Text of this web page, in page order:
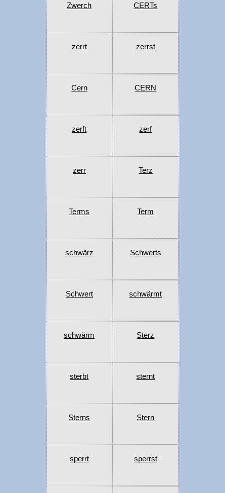
Zwerch CERTs
zerrt zerrst
Cern CERN
zerft zerf
zerr Terz
Terms Term
schwärz Schwerts
Schwert schwärmt
schwärm Sterz
sterbt sternt
Sterns Stern
sperrt sperrst